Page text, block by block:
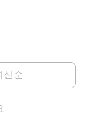
REVIEWS BY